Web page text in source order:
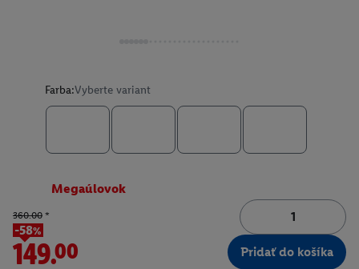
Farba:Vyberte variant
Megaúlovok
360.00 *
-58%
149.00 Pridať do košíka